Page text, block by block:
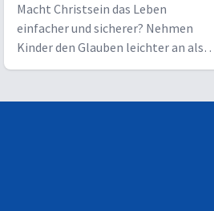
Macht Christsein das Leben
einfacher und sicherer? Nehmen
Kinder den Glauben leichter an als
Erwachsene?